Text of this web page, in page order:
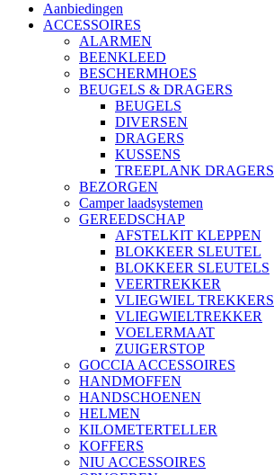
Aanbiedingen
ACCESSOIRES
ALARMEN
BEENKLEED
BESCHERMHOES
BEUGELS & DRAGERS
BEUGELS
DIVERSEN
DRAGERS
KUSSENS
TREEPLANK DRAGERS
BEZORGEN
Camper laadsystemen
GEREEDSCHAP
AFSTELKIT KLEPPEN
BLOKKEER SLEUTEL
BLOKKEER SLEUTELS
VEERTREKKER
VLIEGWIEL TREKKERS
VLIEGWIELTREKKER
VOELERMAAT
ZUIGERSTOP
GOCCIA ACCESSOIRES
HANDMOFFEN
HANDSCHOENEN
HELMEN
KILOMETERTELLER
KOFFERS
NIU ACCESSOIRES